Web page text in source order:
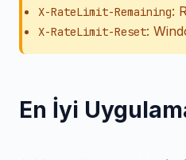
X-RateLimit-Remaining:
X-RateLimit-Reset:
En İyi